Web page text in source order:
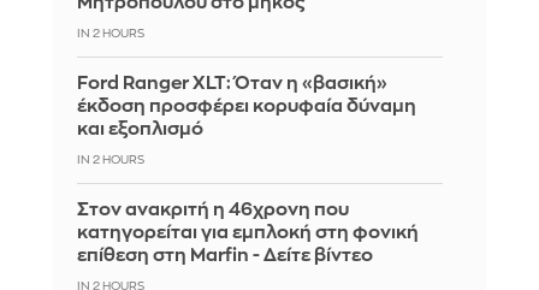
IN 2 HOURS
Ford Ranger XLT: Όταν η «βασική»
έκδοση προσφέρει κορυφαία δύναμη
και εξοπλισμό
IN 2 HOURS
Στον ανακριτή η 46χρονη που
κατηγορείται για εμπλοκή στη φονική
επίθεση στη Marfin - Δείτε βίντεο
IN 2 HOURS